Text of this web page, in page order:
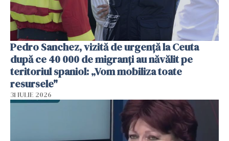
Pedro Sanchez, vizită de urgență la Ceuta
după ce 40 000 de migranți au năvălit pe
teritoriul spaniol: „Vom mobiliza toate
resursele"
31 IULIE 2026